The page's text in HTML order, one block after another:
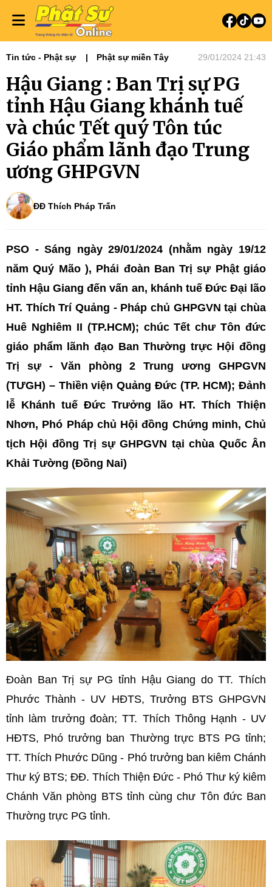
Tin tức - Phật sự Phật sự miền Tây 29/01/2024 21:43
Hậu Giang : Ban Trị sự PG
tỉnh Hậu Giang khánh tuế
và chúc Tết quý Tôn túc
Giáo phẩm lãnh đạo Trung
ương GHPGVN
ĐĐ Thích Pháp Trấn
PSO - Sáng ngày 29/01/2024 (nhằm ngày 19/12
năm Quý Mão ), Phái đoàn Ban Trị sự Phật giáo
tỉnh Hậu Giang đến vấn an, khánh tuế Đức Đại lão
HT. Thích Trí Quảng - Pháp chủ GHPGVN tại chùa
Huê Nghiêm II (TP.HCM); chúc Tết chư Tôn đức
giáo phẩm lãnh đạo Ban Thường trực Hội đồng
Trị sự - Văn phòng 2 Trung ương GHPGVN
(TƯGH) – Thiền viện Quảng Đức (TP. HCM); Đảnh
lễ Khánh tuế Đức Trưởng lão HT. Thích Thiện
Nhơn, Phó Pháp chủ Hội đồng Chứng minh, Chủ
tịch Hội đồng Trị sự GHPGVN tại chùa Quốc Ân
Khải Tường (Đồng Nai)
Đoàn Ban Trị sự PG tỉnh Hậu Giang do TT. Thích
Phước Thành - UV HĐTS, Trưởng BTS GHPGVN
tỉnh làm trưởng đoàn; TT. Thích Thông Hạnh - UV
HĐTS, Phó trưởng ban Thường trực BTS PG tỉnh;
TT. Thích Phước Dũng - Phó trưởng ban kiêm Chánh
Thư ký BTS; ĐĐ. Thích Thiện Đức - Phó Thư ký kiêm
Chánh Văn phòng BTS tỉnh cùng chư Tôn đức Ban
Thường trực PG tỉnh.